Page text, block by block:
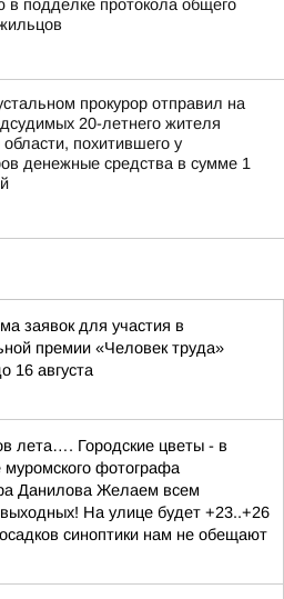
в подделке протокола общего
прокурор отправил на
20-летнего жителя
области, похитившего у
денежные средства в сумме 1
заявок для участия в
премии «Человек труда»
16 августа
лета…. Городские цветы - в
муромского фотографа
Данилова Желаем всем
На улице будет +23..+26
синоптики нам не обещают